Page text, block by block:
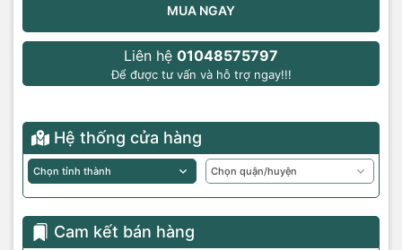
MUA NGAY
Liên hệ 01048575797
Để được tư vấn và hỗ trợ ngay!!!
Hệ thống cửa hàng
Cam kết bán hàng